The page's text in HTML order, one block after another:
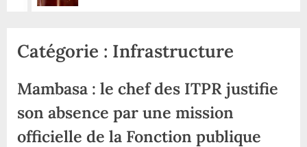
Catégorie : Infrastructure
Mambasa : le chef des ITPR justifie
son absence par une mission
officielle de la Fonction publique